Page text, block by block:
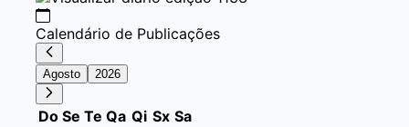
Calendário de Publicações
Agosto 2026
Do Se Te Qa Qi Sx Sa